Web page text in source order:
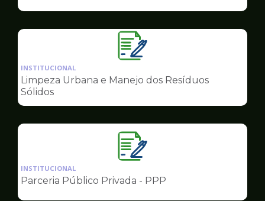
Ilustração
da
pagina
Governo
INSTITUCIONAL
Limpeza Urbana e Manejo dos Resíduos
Sólidos
Ilustração
da
pagina
INSTITUCIONAL
Parceria Público Privada - PPP